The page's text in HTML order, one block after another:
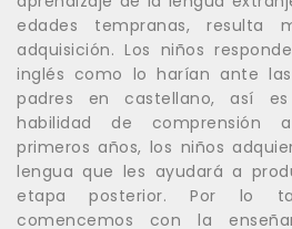
edades tempranas, resulta
adquisición. Los niños
inglés como lo harían ante
padres en castellano, así
habilidad de comprensión
primeros años, los niños
lengua que les ayudará a
etapa posterior. Por lo
comencemos con la